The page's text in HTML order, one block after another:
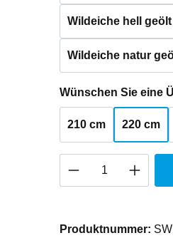
Wildeiche hell geölt
Wildeiche natur
Wünschen Sie eine
210 cm 220 cm
Produkt
Produktnummer: